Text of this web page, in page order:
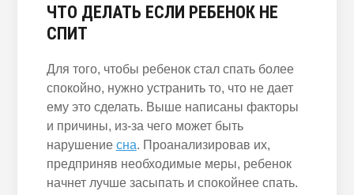
ЧТО ДЕЛАТЬ ЕСЛИ РЕБЕНОКНЕ
СПИТ
Для того, чтобы ребенокстал спать более
спокойно, нужно устранить то, что не дает
ему это сделать. Выше написаны факторы
и причины, из-за чего может быть
нарушение сна. Проанализировав их,
предприняв необходимые меры, ребенок
начнетлучше засыпать и спокойнее спать.